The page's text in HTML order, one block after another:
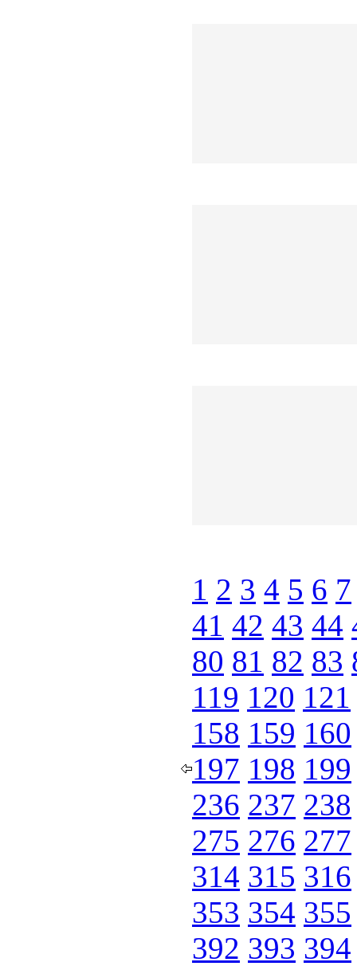
1 2 3 4 5 6 7
41 42 43 44
80 81 82 83
119 120 121
158 159 160
197 198 199
236 237 238
275 276 277
314 315 316
353 354 355
392 393 394